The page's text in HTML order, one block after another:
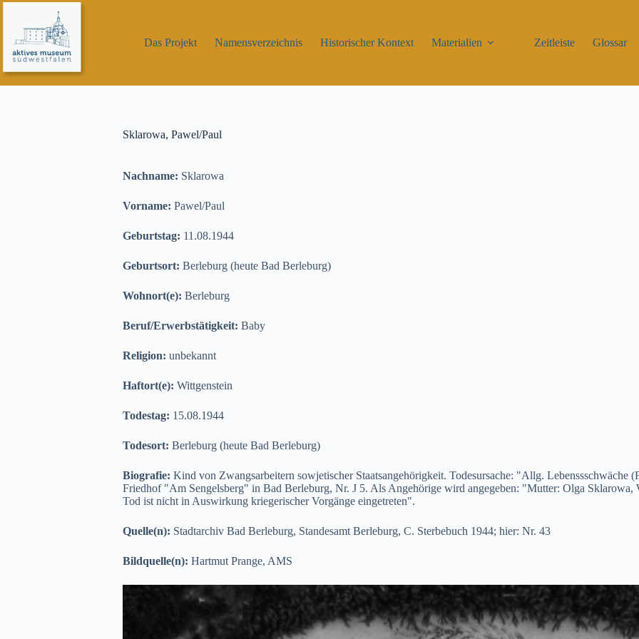
Zum
springen
Das Projekt
Namensverzeichnis Historischer Kontext Materialien Zeitleiste Glossar
Sklarowa, Pawel/Paul
Nachname: Sklarowa
Vorname: Pawel/Paul
Geburtstag: 11.08.1944
Geburtsort: Berleburg (heute Bad Berleburg)
Wohnort(e): Berleburg
Beruf/Erwerbstätigkeit: Baby
Religion: unbekannt
Haftort(e): Wittgenstein
Todestag: 15.08.1944
Todesort: Berleburg (heute Bad Berleburg)
Biografie: Kind von Zwangsarbeitern sowjetischer Staatsangehörigkeit. Todesursache: "Allg. Lebenssschwäche
Friedhof "Am Sengelsberg" in Bad Berleburg, Nr. J 5. Als Angehörige wird angegeben: "Mutter: Olga
Tod ist nicht in Auswirkung kriegerischer Vorgänge eingetreten".
Quelle(n): Stadtarchiv Bad Berleburg, Standesamt Berleburg, C. Sterbebuch 1944; hier: Nr. 43
Bildquelle(n): Hartmut Prange, AMS